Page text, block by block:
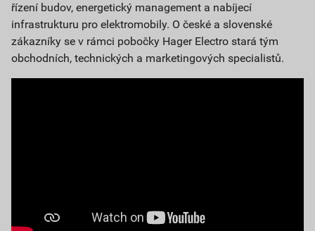
řízení budov, energetický management a nabíjecí
infrastrukturu pro elektromobily. O české a slovenské
zákazníky se v rámci pobočky Hager Electro stará tým
obchodních, technických a marketingových specialistů.